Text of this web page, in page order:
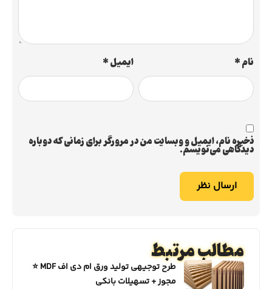
نام* ایمیل*
ذخیره نام، ایمیل و وبسایت من در مرورگر برای زمانی که دوباره
دیدگاهی می‌نویسم.
مطالب مرتبط
طرح توجیهی تولید ورق ام دی اف MDF ⭐️
مجوز + تسهیلات بانکی